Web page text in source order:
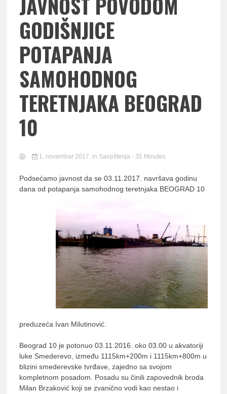
GODIŠNJICE
POTAPANJA
SAMOHODNOG
TERETNJAKA BEOGRAD
10
1. novembar 2017. in Saopštenja - 35 Minutes
Podsećamo javnost da se 03.11.2017. navršava godinu
dana od potapanja samohodnog teretnjaka BEOGRAD 10
preduzeća Ivan Milutinović.
Beograd 10 je potonuo 03.11.2016. oko 03.00 u akvatoriji
luke Smederevo, između 1115km+200m i 1115km+800m u
blizini smederevske tvrđave, zajedno sa svojom
kompletnom posadom. Posadu su činili zapovednik broda
Milan Brzaković koji se zvanično vodi kao nestao i